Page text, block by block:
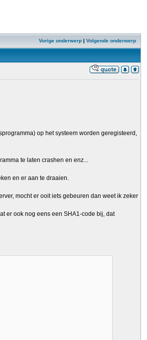
Vorige onderwerp | Volgende onderwerp
op het systeem worden geregisteerd,
te laten crashen en enz...
en er aan te draaien.
mocht er ooit iets gebeuren dan weet ik zeker
er ook nog eens een SHA1-code bij, dat